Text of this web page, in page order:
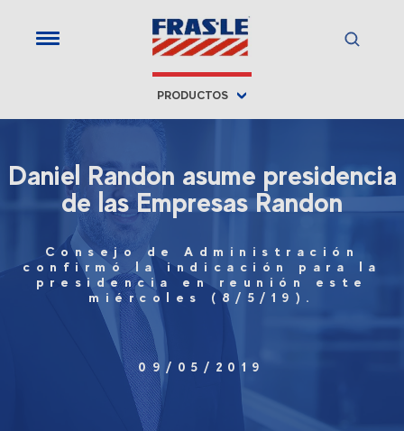
PRODUCTOS
Daniel Randon asume presidencia
de las Empresas Randon
Consejo de Administración
confirmó la indicación para la
presidencia en reunión este
miércoles (8/5/19).
09/05/2019